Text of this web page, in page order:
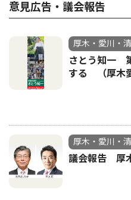
意見広告・議会報告
厚木・愛川・清
さとう知一
する （厚木
厚木・愛川・清
議会報告 厚